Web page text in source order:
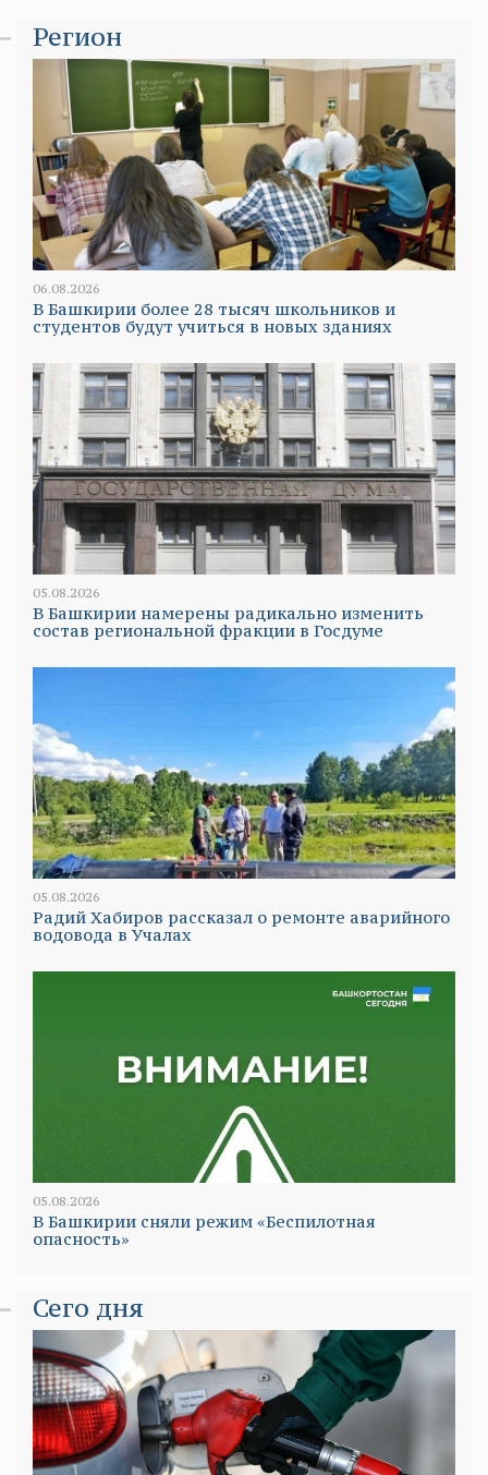
Регион
06.08.2026
В Башкирии более 28 тысяч школьников и
студентов будут учиться в новых зданиях
05.08.2026
В Башкирии намерены радикально изменить
состав региональной фракции в Госдуме
05.08.2026
Радий Хабиров рассказал о ремонте аварийного
водовода в Учалах
05.08.2026
В Башкирии сняли режим «Беспилотная
опасность»
Сего дня